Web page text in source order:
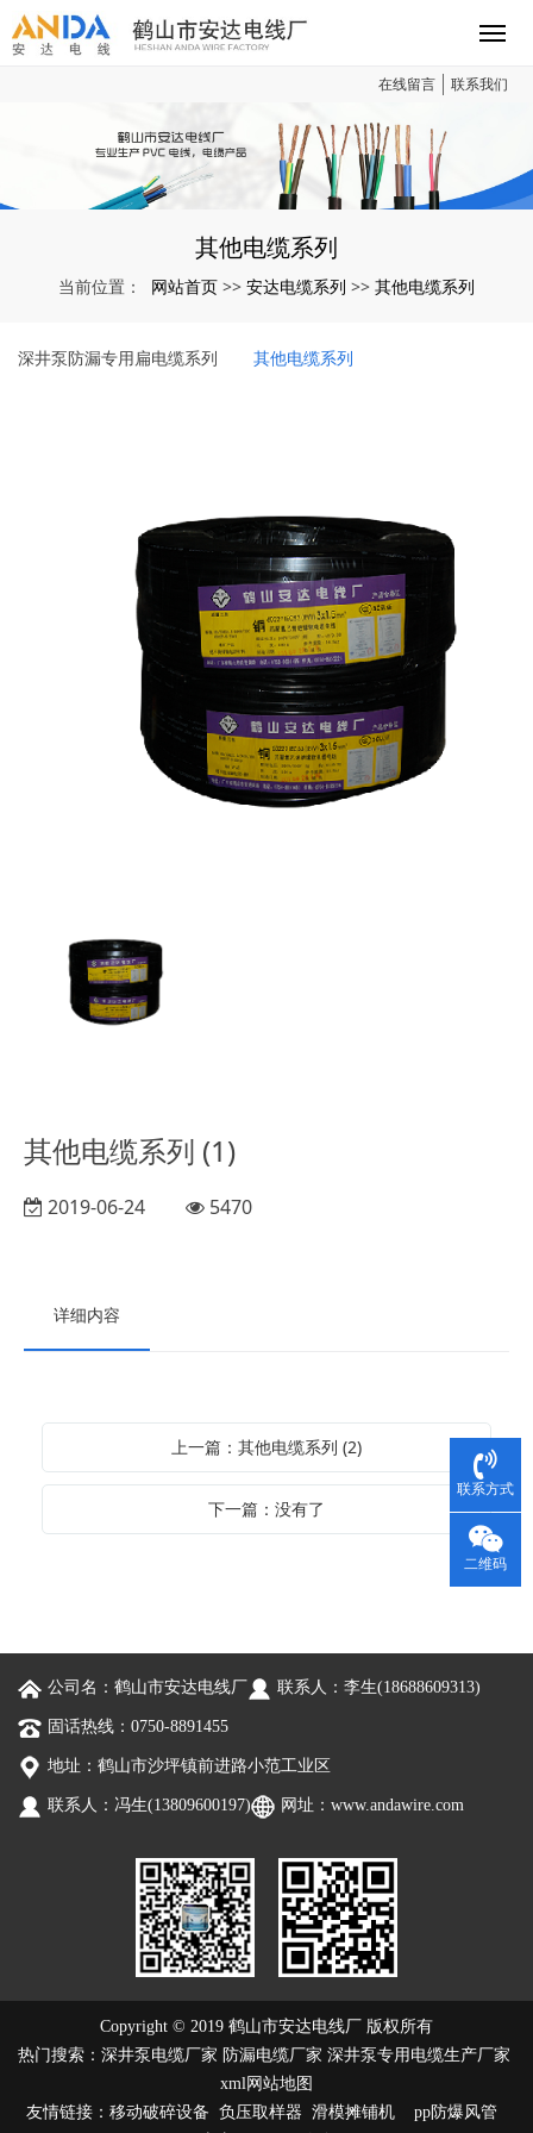
在线留言 联系我们
其他电缆系列
当前位置： 网站首页 >> 安达电缆系列 >> 其他电缆系列
深井泵防漏专用扁电缆系列 其他电缆系列
其他电缆系列 (1)
2019-06-24 5470
详细内容
上一篇：其他电缆系列 (2)
下一篇：没有了
公司名：鹤山市安达电线厂 联系人：李生(18688609313)
固话热线：0750-8891455
地址：鹤山市沙坪镇前进路小范工业区
联系人：冯生(13809600197) 网址： www.andawire.com
Copyright © 2019 鹤山市安达电线厂 版权所有
热门搜索： 深井泵电缆厂家 防漏电缆厂家 深井泵专用电缆生产厂家
xml网站地图
友情链接： 移动破碎设备 负压取样器 滑模摊铺机
pp防爆风管
联系方式
二维码